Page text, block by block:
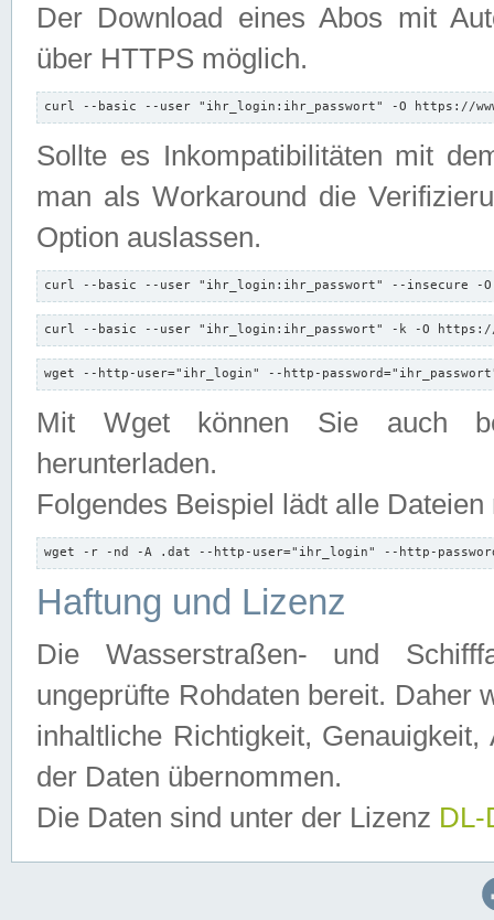
Der Download eines Abos mit
über HTTPS möglich.
curl --basic --user "ihr_login:ihr_passwort" -O https://
Sollte es Inkompatibilitäten mit
man als Workaround die
Option auslassen.
curl --basic --user "ihr_login:ihr_passwort" --insecure -
curl --basic --user "ihr_login:ihr_passwort" -k -O https://
wget --http-user="ihr_login" --http-
Mit Wget können Sie auch
herunterladen.
Folgendes Beispiel lädt alle
wget -r -nd -A .dat --http-user="ihr_login" --http-
Haftung und Lizenz
Die Wasserstraßen- und
ungeprüfte Rohdaten bereit. Daher
inhaltliche Richtigkeit,
der Daten übernommen.
Die Daten sind unter der Lizenz